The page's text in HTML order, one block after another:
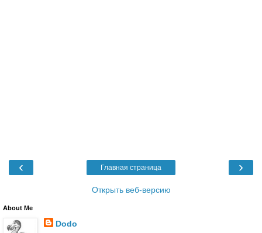
‹ ›
Главная страница
Открыть веб-версию
About Me
Dodo